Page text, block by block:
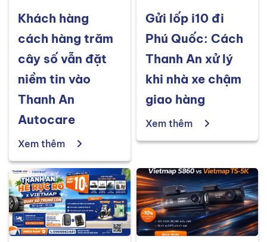
Khách hàng
cách hàng trăm
cây số vẫn đặt
niềm tin vào
Thanh An
Autocare
Xem thêm
Gửi lốp i10 đi
Phú Quốc: Cách
Thanh An xử lý
khi nhà xe chậm
giao hàng
Xem thêm